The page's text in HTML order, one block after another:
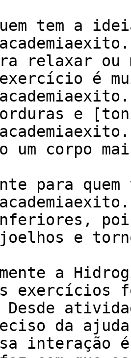
relaxar ou
é
e
um corpo
inferiores,
e
exercícios
Desde
da
interação